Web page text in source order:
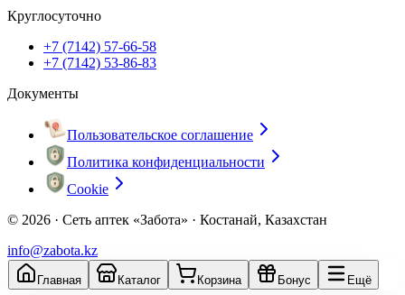
Круглосуточно
+7 (7142) 57-66-58
+7 (7142) 53-86-83
Документы
Пользовательское соглашение
Политика конфиденциальности
Cookie
© 2026 · Сеть аптек «Забота» · Костанай, Казахстан
info@zabota.kz
Главная Каталог Корзина Бонус Ещё